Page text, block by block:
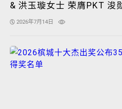
& 洪玉璇女士 荣膺PKT 浚
2026年7月14日